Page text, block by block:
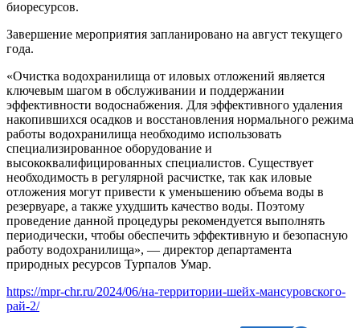
биоресурсов.
Завершение мероприятия запланировано на август текущего
года.
«Очистка водохранилища от иловых отложений является
ключевым шагом в обслуживании и поддержании
эффективности водоснабжения. Для эффективного удаления
накопившихся осадков и восстановления нормального режима
работы водохранилища необходимо использовать
специализированное оборудование и
высококвалифицированных специалистов. Существует
необходимость в регулярной расчистке, так как иловые
отложения могут привести к уменьшению объема воды в
резервуаре, а также ухудшить качество воды. Поэтому
проведение данной процедуры рекомендуется выполнять
периодически, чтобы обеспечить эффективную и безопасную
работу водохранилища», — директор департамента
природных ресурсов Турпалов Умар.
https://mpr-chr.ru/2024/06/на-территории-шейх-мансуровского-
рай-2/